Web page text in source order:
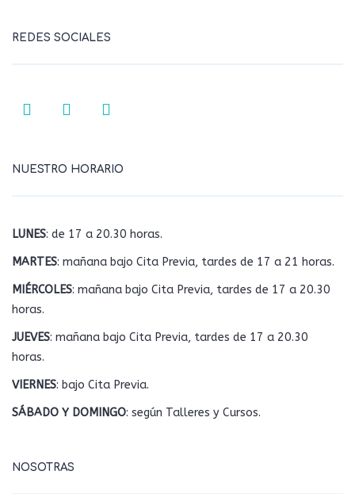
REDES SOCIALES
NUESTRO HORARIO
LUNES: de 17 a 20.30 horas.
MARTES: mañana bajo Cita Previa, tardes de 17 a 21 horas.
MIÉRCOLES: mañana bajo Cita Previa, tardes de 17 a 20.30
horas.
JUEVES: mañana bajo Cita Previa, tardes de 17 a 20.30
horas.
VIERNES: bajo Cita Previa.
SÁBADO Y DOMINGO: según Talleres y Cursos.
NOSOTRAS